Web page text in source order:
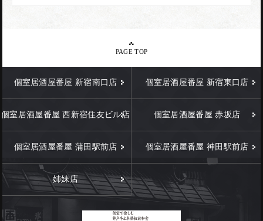
PAGE TOP
個室居酒屋番屋 新宿南口店 個室居酒屋番屋 新宿東口店
個室居酒屋番屋 西新宿住友ビル店 個室居酒屋番屋 赤坂店
個室居酒屋番屋 蒲田駅前店 個室居酒屋番屋 神田駅前店
姉妹店